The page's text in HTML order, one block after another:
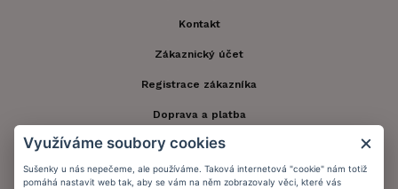
Kontakt
Zákaznický účet
Registrace zákazníka
Doprava a platba
Obchodní podmínky
Ochrana osobních údajů
Využíváme soubory cookies
Sušenky u nás nepečeme, ale používáme. Taková internetová "cookie" nám totiž
pomáhá nastavit web tak, aby se vám na něm zobrazovaly věci, které vás